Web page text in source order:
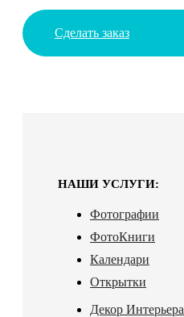
Сделать заказ
НАШИ УСЛУГИ:
Фотографии
ФотоКниги
Календари
Открытки
Декор Интерьера